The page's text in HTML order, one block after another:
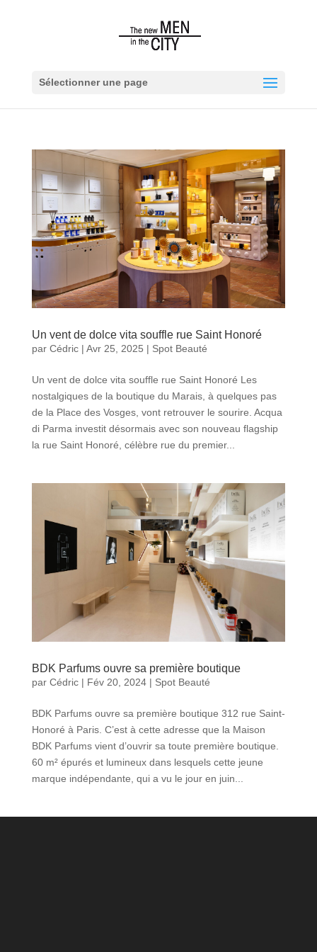
Sélectionner une page
Un vent de dolce vita souffle rue Saint Honoré
par Cédric| Avr 25, 2025 | Spot Beauté
Un vent de dolce vita souffle rue Saint Honoré Les
nostalgiques de la boutique du Marais, à quelques pas
de la Place des Vosges, vont retrouver le sourire. Acqua
di Parma investit désormais avec son nouveau flagship
la rue Saint Honoré, célèbre rue du premier...
BDK Parfums ouvre sa première boutique
par Cédric| Fév 20, 2024| Spot Beauté
BDK Parfums ouvre sa première boutique 312 rue Saint-
Honoré à Paris. C’est à cette adresse que la Maison
BDK Parfums vient d’ouvrir sa toute première boutique.
60 m² épurés et lumineux dans lesquels cette jeune
marque indépendante, qui a vu le jour en juin...